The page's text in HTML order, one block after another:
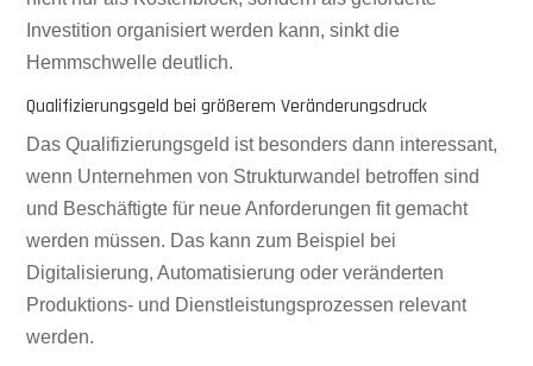
Investition organisiert werden kann, sinkt die
Hemmschwelle deutlich.
Qualifizierungsgeld bei größerem Veränderungsdruck
Das Qualifizierungsgeld ist besonders dann interessant,
wenn Unternehmen von Strukturwandel betroffen sind
und Beschäftigte für neue Anforderungen fit gemacht
werden müssen. Das kann zum Beispiel bei
Digitalisierung, Automatisierung oder veränderten
Produktions- und Dienstleistungsprozessen relevant
werden.